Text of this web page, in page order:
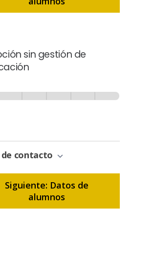
sin gestión de
contacto
Siguiente: Datos de
alumnos